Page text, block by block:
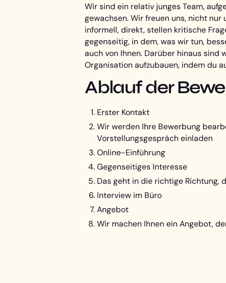
Wir sind ein relativ junges Team,
gewachsen. Wir freuen uns, nicht
informell, direkt, stellen kritische
gegenseitig, in dem, was wir tun,
auch von Ihnen. Darüber hinaus sind
Organisation aufzubauen, indem du
Ablauf der
Erster Kontakt
Wir werden Ihre Bewerbung
Vorstellungsgespräch einladen
Online-Einführung
Gegenseitiges Interesse
Das geht in die richtige Richtung,
Interview im Büro
Angebot
Wir machen Ihnen ein Angebot,